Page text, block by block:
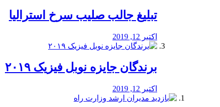
تبلیغ جالب صلیب سرخ استرالیا
اکتبر 12, 2019
برندگان جایزه نوبل فیزیک ۲۰۱۹
اکتبر 12, 2019